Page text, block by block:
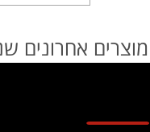
מוצרים אחרונים